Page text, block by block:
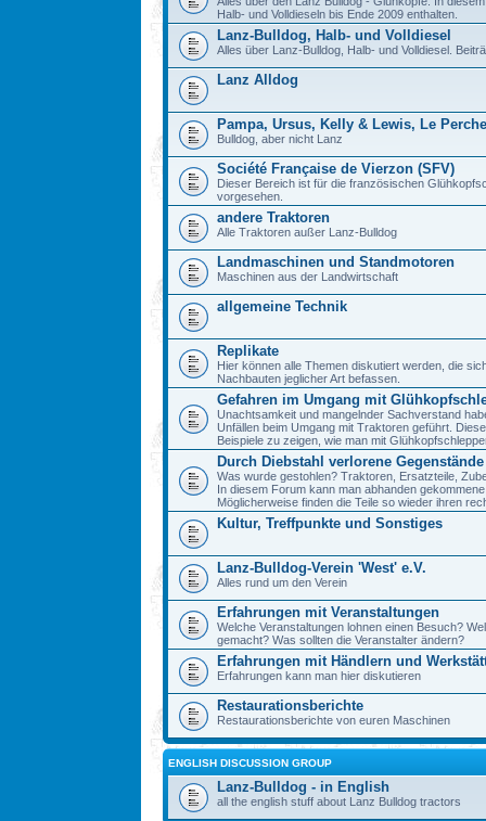
Halb- und Volldieseln bis Ende 2009 enthalten.
Lanz-Bulldog, Halb- und Volldiesel
Alles über Lanz-Bulldog, Halb- und Volldiesel.
Lanz Alldog
Pampa, Ursus, Kelly & Lewis, Le
Bulldog, aber nicht Lanz
Société Française de Vierzon (SFV)
Dieser Bereich ist für die französischen
vorgesehen.
andere Traktoren
Alle Traktoren außer Lanz-Bulldog
Landmaschinen und Standmotoren
Maschinen aus der Landwirtschaft
allgemeine Technik
Replikate
Hier können alle Themen diskutiert werden, die
Nachbauten jeglicher Art befassen.
Gefahren im Umgang mit
Unachtsamkeit und mangelnder Sachverstand
Unfällen beim Umgang mit Traktoren geführt.
Beispiele zu zeigen, wie man mit
Durch Diebstahl verlorene Gegenstände
Was wurde gestohlen? Traktoren, Ersatzteile,
In diesem Forum kann man abhanden
Möglicherweise finden die Teile so wieder ihren
Kultur, Treffpunkte und Sonstiges
Lanz-Bulldog-Verein 'West' e.V.
Alles rund um den Verein
Erfahrungen mit Veranstaltungen
Welche Veranstaltungen lohnen einen Besuch?
gemacht? Was sollten die Veranstalter ändern?
Erfahrungen mit Händlern und
Erfahrungen kann man hier diskutieren
Restaurationsberichte
Restaurationsberichte von euren Maschinen
ENGLISH DISCUSSION GROUP
Lanz-Bulldog - in English
all the english stuff about Lanz Bulldog tractors